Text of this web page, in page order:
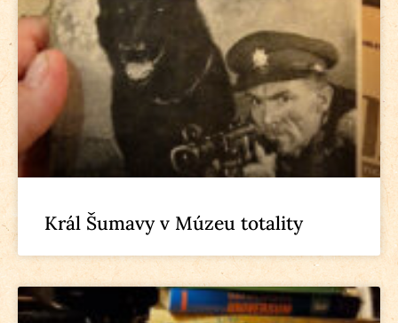
Král Šumavy v Múzeu totality